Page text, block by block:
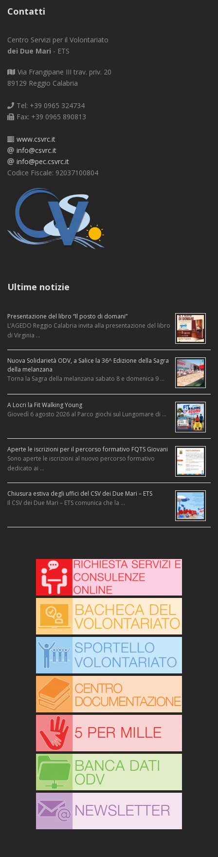
Contatti
Centro Servizi per il Volontariato
dei Due Mari - ETS
Via Frangipane III trav. priv. 20
89129 Reggio Calabria
Tel: +39 0965 324734
Fax: +39 0965 890813
www.csvrc.it
info@csvrc.it
info@pec.csvrc.it
Codice Fiscale: 92037100804
Ultime notizie
Presentazione del libro “Il posto di domani”
L’AGEDO Reggio Calabria invita alla presentazione del libro
di Virginia …
Nuova Solidarietà ODV, a Salice la 36^ Edizione della Sagra
della melanzana
Torna la Sagra della melanzana sabato 8 e domenica 9 …
A Locri la Fit Walking Young
Giovedì 6 agosto 2026 al Parco giochi sul Lungomare di …
Aperte le iscrizioni per il percorso formativo FQTS Giovani
Sono aperte le iscrizioni al nuovo percorso formativo
dedicato ai …
Chiusura estiva degli uffici del CSV dei Due Mari – ETS
Il CSV dei Due Mari – ETS comunica che la …